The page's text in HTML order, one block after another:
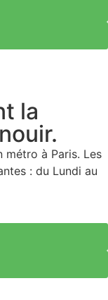
la
métro à Paris. Les
: du Lundi au